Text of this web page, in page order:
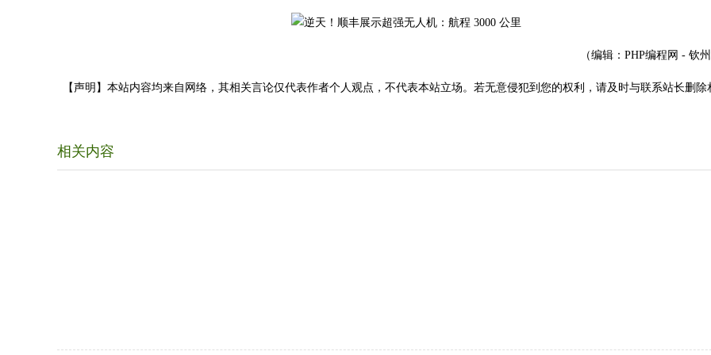
（编辑：PHP编程网 - 钦
【声明】本站内容均来自网络，其相关言论仅代表作者个人观点，不代表本站立场。若无意侵犯到您的权利，请及时与联系站长删除
相关内容